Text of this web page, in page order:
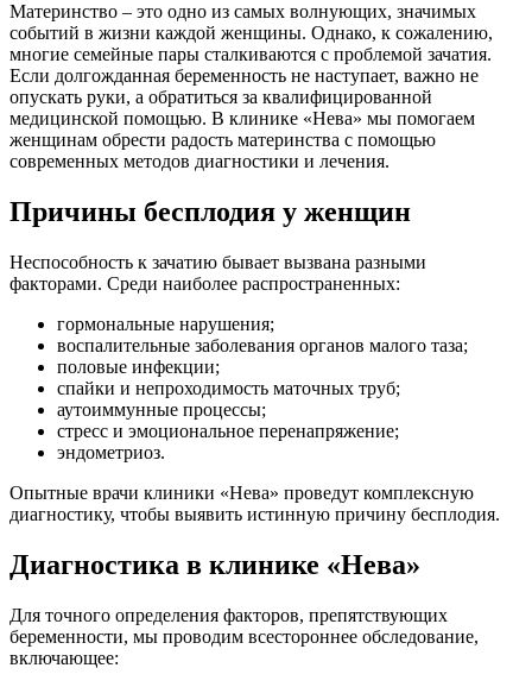
Материнство – это одно из самых волнующих, значимых
событий в жизни каждой женщины. Однако, к сожалению,
многие семейные пары сталкиваются с проблемой зачатия.
Если долгожданная беременность не наступает, важно не
опускать руки, а обратиться за квалифицированной
медицинской помощью. В клинике «Нева» мы помогаем
женщинам обрести радость материнства с помощью
современных методов диагностики и лечения.
Причины бесплодия у женщин
Неспособность к зачатию бывает вызвана разными
факторами. Среди наиболее распространенных:
гормональные нарушения;
воспалительные заболевания органов малого таза;
половые инфекции;
спайки и непроходимость маточных труб;
аутоиммунные процессы;
стресс и эмоциональное перенапряжение;
эндометриоз.
Опытные врачи клиники «Нева» проведут комплексную
диагностику, чтобы выявить истинную причину бесплодия.
Диагностика в клинике «Нева»
Для точного определения факторов, препятствующих
беременности, мы проводим всестороннее обследование,
включающее: